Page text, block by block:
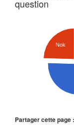
question
Nok
Partager cette page :